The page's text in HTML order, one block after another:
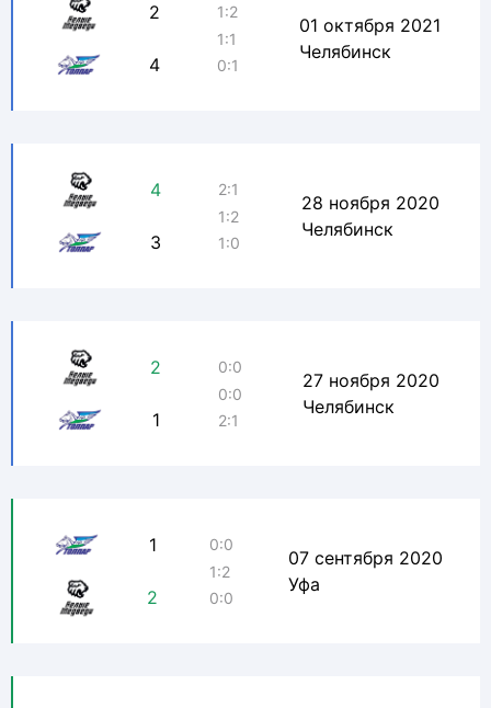
2
4
1:2
1:1
0:1
01 октября 2021
Челябинск
4
3
2:1
1:2
1:0
28 ноября 2020
Челябинск
2
1
0:0
0:0
2:1
27 ноября 2020
Челябинск
1
2
0:0
1:2
0:0
07 сентября 2020
Уфа